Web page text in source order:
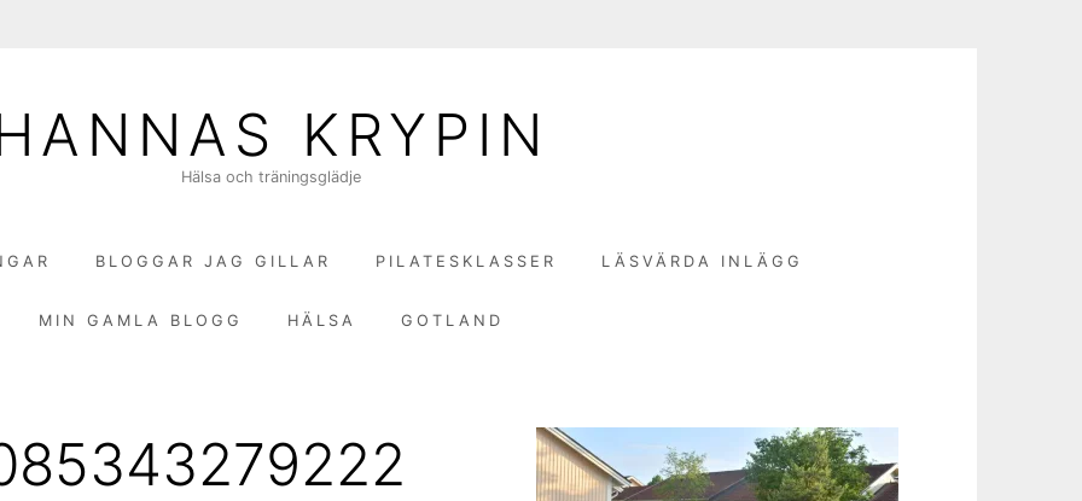
KRYPIN
Hälsa och träningsglädje
BLOGGAR JAG GILLAR PILATESKLASSER LÄSVÄRDA INLÄGG
MIN GAMLA BLOGG HÄLSA GOTLAND